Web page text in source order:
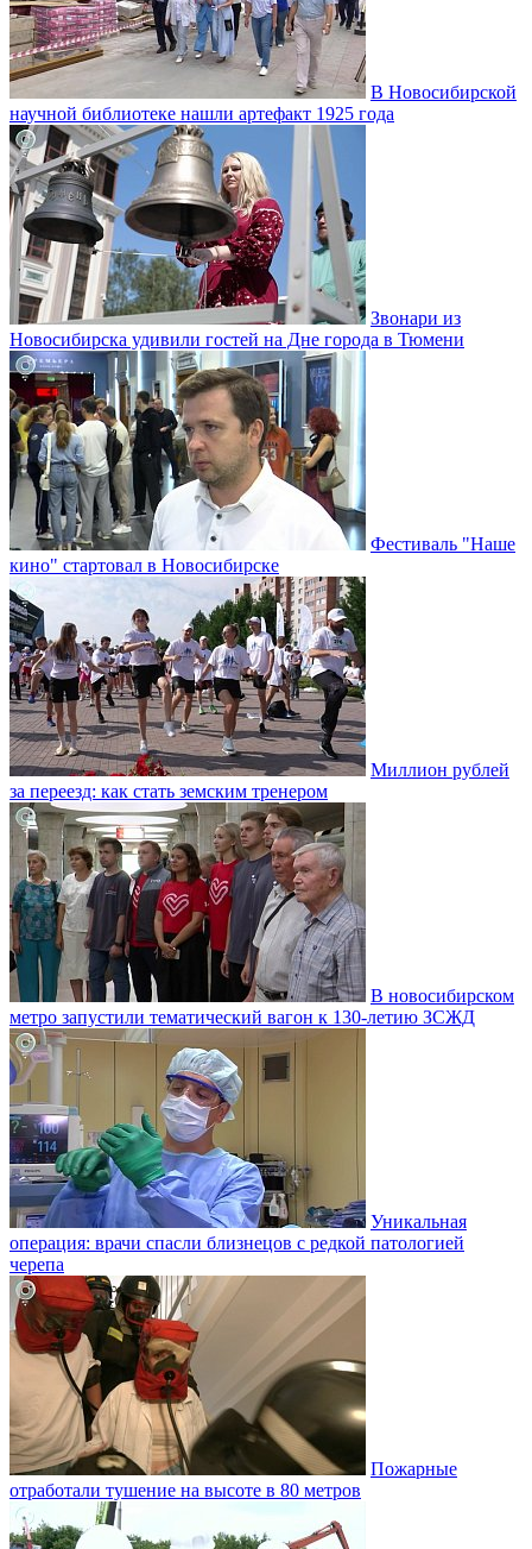
В Новосибирской
научной библиотеке нашли артефакт 1925 года
Звонари из
Новосибирска удивили гостей на Дне города в Тюмени
Фестиваль "Наше
кино" стартовал в Новосибирске
Миллион рублей
за переезд: как стать земским тренером
В новосибирском
метро запустили тематический вагон к 130-летию ЗСЖД
Уникальная
операция: врачи спасли близнецов с редкой патологией
черепа
Пожарные
отработали тушение на высоте в 80 метров